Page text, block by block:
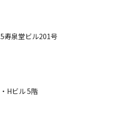
寿泉堂ビル201号
Hビル 5階